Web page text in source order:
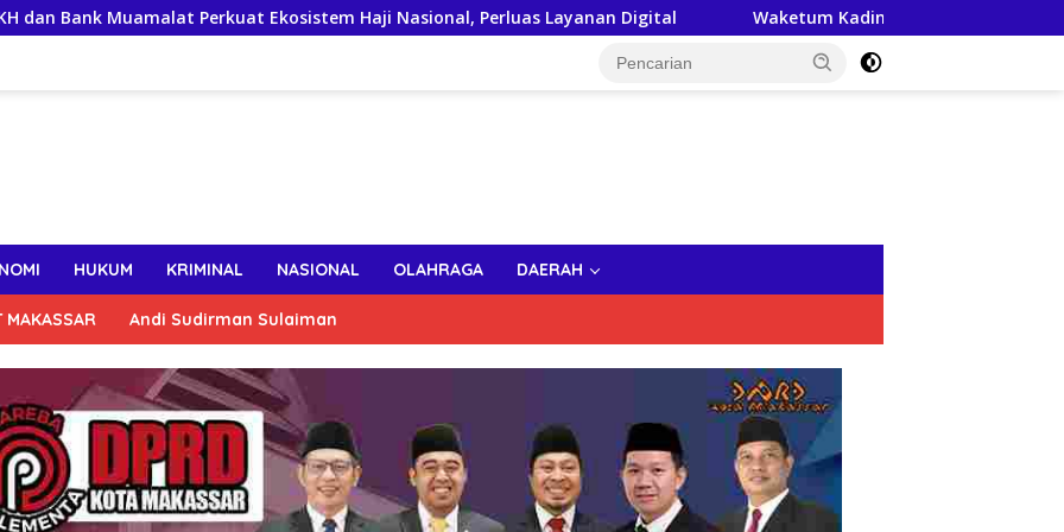
Perkuat Ekosistem Haji Nasional, Perluas Layanan Digital Waketum Kadin Indonesia, Andi Yuslim Patawari
HUKUM KRIMINAL NASIONAL OLAHRAGA DAERAH
MAKASSAR Andi Sudirman Sulaiman